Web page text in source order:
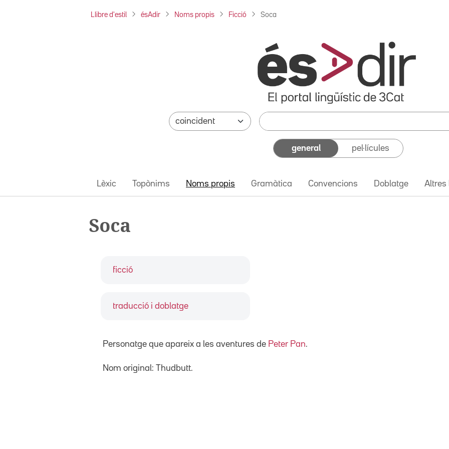
Llibre d'estil ésAdir Noms propis Ficció Soca
general pel·lícules
Lèxic Topònims Noms propis Gramàtica Convencions Doblatge Altres
Soca
ficció
traducció i doblatge
Personatge que apareix a les aventures de Peter Pan.
Nom original: Thudbutt.